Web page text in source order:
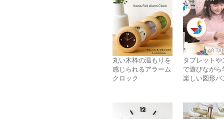
丸い木枠の温もりを
感じられるアラーム
クロック
タブレットや
で遊びながら
楽しい図形パ